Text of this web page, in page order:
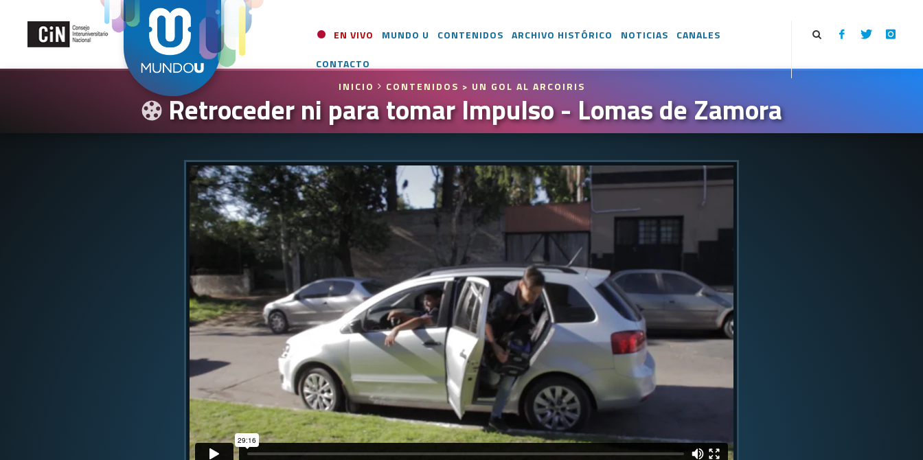
EN VIVO MUNDO U CONTENIDOS ARCHIVO HISTÓRICO NOTICIAS
CANALES
CONTACTO
INICIO
CONTENIDOS > UN GOL AL ARCOIRIS
Retroceder ni para tomar Impulso - Lomas de Zamora